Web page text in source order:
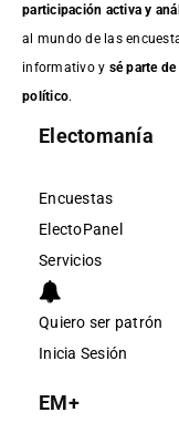
participación activa y
al mundo de las
informativo y sé parte
político.
Electomanía
Encuestas
ElectoPanel
Servicios
Quiero ser patrón
Inicia Sesión
EM+